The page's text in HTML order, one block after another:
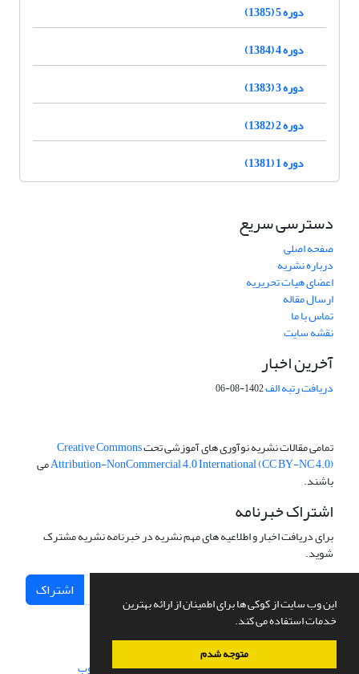
این وب سایت از کوکی ها برای اطمینان از ارائه بهترین
خدمات استفاده می کند.
متوجه شدم
دوره 5 (1385)
دوره 4 (1384)
دوره 3 (1383)
دوره 2 (1382)
دوره 1 (1381)
دسترسی سریع
صفحه اصلی
درباره نشریه
اعضای هیات تحریریه
ارسال مقاله
تماس با ما
نقشه سایت
آخرین اخبار
دریافت رتبه الف1402-08-06
تمامی مقالات نشریه نوآوری های آموزشی تحتCreative Commons
Attribution-NonCommercial 4.0 International (CC BY-NC 4.0)می
باشند.
اشتراک خبرنامه
برای دریافت اخبار و اطلاعیه های مهم نشریه در خبرنامه نشریه مشترک
شوید.
اشتراک
سامانه مدیریت نشریات علمی.طراحی و پیاده سازی از سیناوب